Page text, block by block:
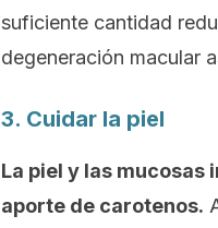
suficiente cantidad
degeneración macular
3. Cuidar la piel
La piel y las mucosas
aporte de carotenos.